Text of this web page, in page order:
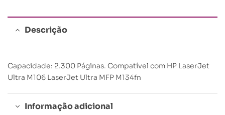
Descrição
Capacidade: 2.300 Páginas. Compatível com HP LaserJet
Ultra M106 LaserJet Ultra MFP M134fn
Informação adicional